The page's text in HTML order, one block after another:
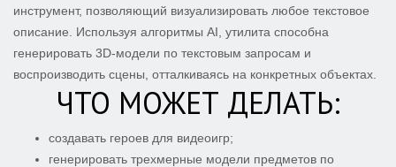
инструмент, позволяющий визуализировать любое текстовое
описание. Используя алгоритмы AI, утилита способна
генерировать 3D-модели по текстовым запросам и
воспроизводить сцены, отталкиваясь на конкретных объектах.
ЧТО МОЖЕТ ДЕЛАТЬ:
создавать героев для видеоигр;
генерировать трехмерные модели предметов по